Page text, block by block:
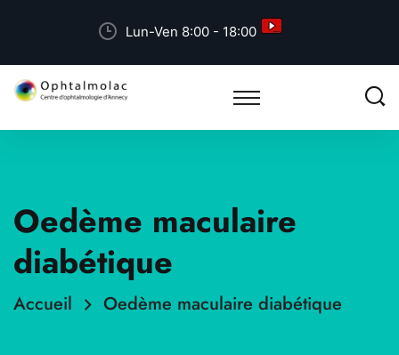
Lun-Ven 8:00 - 18:00
Oedème maculaire
diabétique
Accueil Oedème maculaire diabétique